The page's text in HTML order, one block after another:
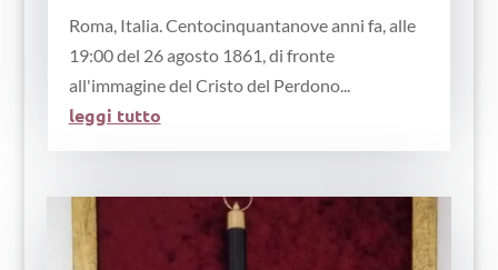
Roma, Italia. Centocinquantanove anni fa, alle
19:00 del 26 agosto 1861, di fronte
all'immagine del Cristo del Perdono...
leggi tutto